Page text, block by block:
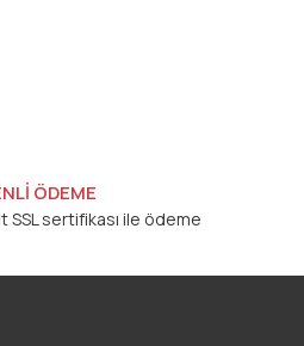
ÖDEME
SSL sertifikası ile ödeme